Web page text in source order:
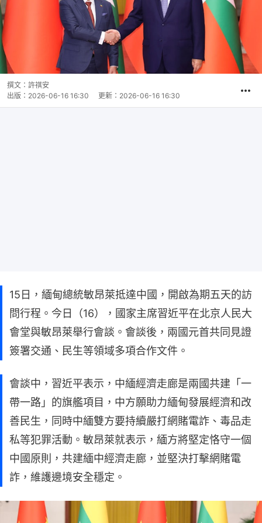
撰文： 許祺安
出版： 2026-06-16 16:30 更新： 2026-06-16 16:30
15日，緬甸總統敏昂萊抵達中國，開啟為期五天的訪
問行程。今日（16），國家主席習近平在北京人民大
會堂與敏昂萊舉行會談。會談後，兩國元首共同見證
簽署交通、民生等領域多項合作文件。
會談中，習近平表示，中緬經濟走廊是兩國共建「一
帶一路」的旗艦項目，中方願助力緬甸發展經濟和改
善民生，同時中緬雙方要持續嚴打網賭電詐、毒品走
私等犯罪活動。敏昂萊就表示，緬方將堅定恪守一個
中國原則，共建緬中經濟走廊，並堅決打擊網賭電
詐，維護邊境安全穩定。